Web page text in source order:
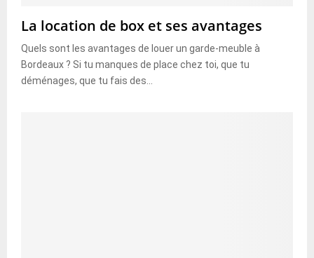
La location de box et ses avantages
Quels sont les avantages de louer un garde-meuble à
Bordeaux ? Si tu manques de place chez toi, que tu
déménages, que tu fais des...